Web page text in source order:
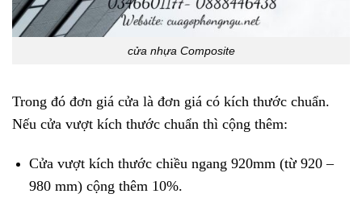
cửa nhựa Composite
Trong đó đơn giá cửa là đơn giá có kích thước chuẩn.
Nếu cửa vượt kích thước chuẩn thì cộng thêm:
Cửa vượt kích thước chiều ngang 920mm (từ 920 –
980 mm) cộng thêm 10%.